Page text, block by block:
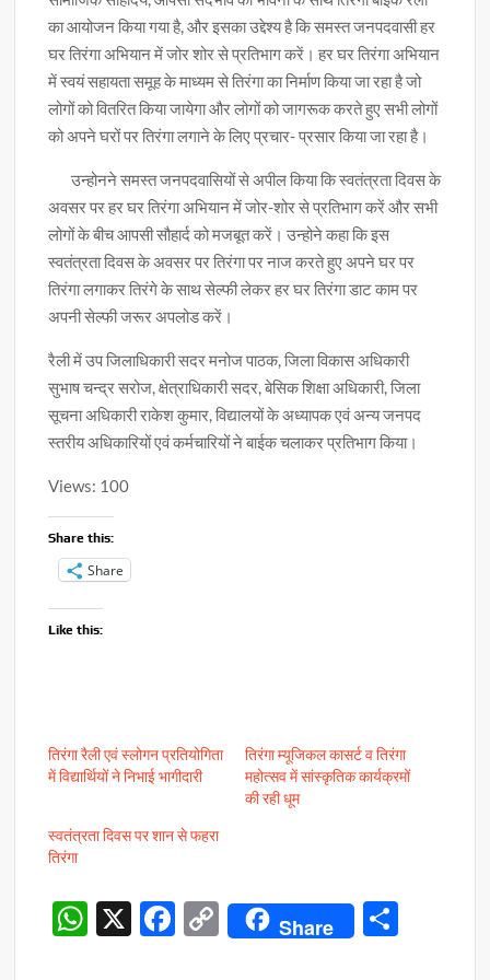
का आयोजन किया गया है, और इसका उद्देश्य है कि समस्त जनपदवासी हर
घर तिरंगा अभियान में जोर शोर से प्रतिभाग करें। हर घर तिरंगा अभियान
में स्वयं सहायता समूह के माध्यम से तिरंगा का निर्माण किया जा रहा है जो
लोगों को वितरित किया जायेगा और लोगों को जागरूक करते हुए सभी लोगों
को अपने घरों पर तिरंगा लगाने के लिए प्रचार- प्रसार किया जा रहा है।
उन्होनने समस्त जनपदवासियों से अपील किया कि स्वतंत्रता दिवस के
अवसर पर हर घर तिरंगा अभियान में जोर-शोर से प्रतिभाग करें और सभी
लोगों के बीच आपसी सौहार्द को मजबूत करें। उन्होने कहा कि इस
स्वतंत्रता दिवस के अवसर पर तिरंगा पर नाज करते हुए अपने घर पर
तिरंगा लगाकर तिरंगे के साथ सेल्फी लेकर हर घर तिरंगा डाट काम पर
अपनी सेल्फी जरूर अपलोड करें।
रैली में उप जिलाधिकारी सदर मनोज पाठक, जिला विकास अधिकारी
सुभाष चन्द्र सरोज, क्षेत्राधिकारी सदर, बेसिक शिक्षा अधिकारी, जिला
सूचना अधिकारी राकेश कुमार, विद्यालयों के अध्यापक एवं अन्य जनपद
स्तरीय अधिकारियों एवं कर्मचारियों ने बाईक चलाकर प्रतिभाग किया।
Views: 100
Share this:
Share
Like this:
तिरंगा रैली एवं स्लोगन प्रतियोगिता
में विद्यार्थियों ने निभाई भागीदारी
तिरंगा म्यूजिकल कासर्ट व तिरंगा
महोत्सव में सांस्कृतिक कार्यक्रमों
की रही धूम
स्वतंत्रता दिवस पर शान से फहरा
तिरंगा
W X
F
C
Share